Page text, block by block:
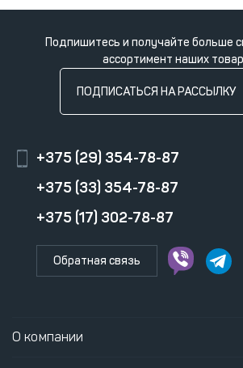
Подпишитесь и получайте больше
ассортимент наших
ПОДПИСАТЬСЯ НА РАССЫЛКУ
+375 (29) 354-78-87
+375 (33) 354-78-87
+375 (17) 302-78-87
Обратная связь
О компании